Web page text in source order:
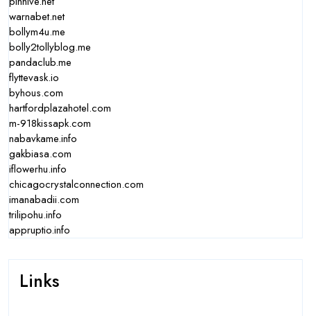
warnabet.net
bollym4u.me
bolly2tollyblog.me
pandaclub.me
flyttevask.io
byhous.com
hartfordplazahotel.com
m-918kissapk.com
nabavkame.info
gakbiasa.com
iflowerhu.info
chicagocrystalconnection.com
imanabadii.com
trilipohu.info
appruptio.info
Links